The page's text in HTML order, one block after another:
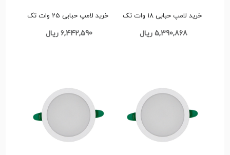
خرید لامپ حبابی 18 وات تک
5,390,868 ریال
خرید لامپ حبابی 25 وات تک
6,442,590 ریال